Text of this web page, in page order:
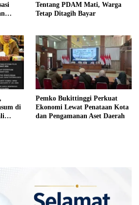
Tentang PDAM Mati, Warga
Tetap Ditagih Bayar
di
Pemko Bukittinggi Perkuat
Ekonomi Lewat Penataan Kota
dan Pengamanan Aset Daerah